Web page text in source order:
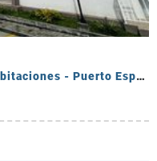
Se Arrienda Apartamento de 3 Habitaciones - Puerto Espejo